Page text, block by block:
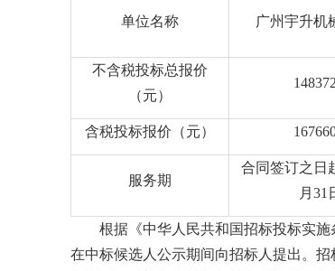
单位名称 广州宇升机
不含税投标总报价
（元）
含税投标报价（元）
服务期
合同签订之日
月31
根据《中华人民共和国招标投标实
在中标候选人公示期间向招标人提出。